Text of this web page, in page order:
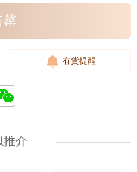
罄
有貨提醒
推介